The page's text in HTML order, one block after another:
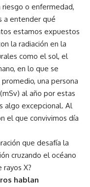
o enfermedad,
a entender qué
estamos expuestos
la radiación en la
como el sol, el
en lo que se
una persona
al año por estas
algo excepcional. Al
el que convivimos día
que desafía la
cruzando el océano
rayos X?
hablan